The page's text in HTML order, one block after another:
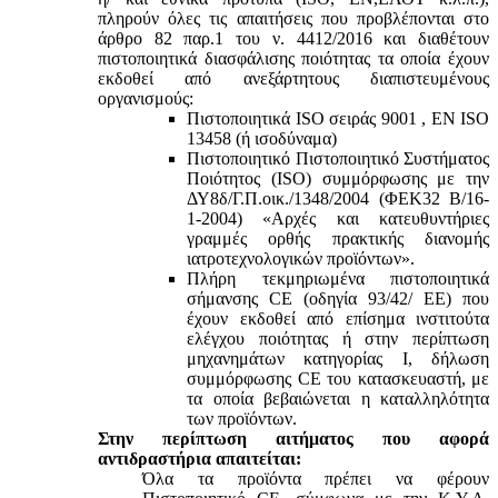
πληρούν όλες τις απαιτήσεις που προβλέπονται στο
άρθρο 82 παρ.1 του ν. 4412/2016 και διαθέτουν
πιστοποιητικά διασφάλισης ποιότητας τα οποία έχουν
εκδοθεί από ανεξάρτητους διαπιστευμένους
οργανισμούς:
Πιστοποιητικά ISO σειράς 9001 , ΕΝ ISO
13458 (ή ισοδύναμα)
Πιστοποιητικό Πιστοποιητικό Συστήματος
Ποιότητος (ISO) συμμόρφωσης με την
ΔΥ8δ/Γ.Π.οικ./1348/2004 (ΦΕΚ32 Β/16-
1-2004) «Αρχές και κατευθυντήριες
γραμμές ορθής πρακτικής διανομής
ιατροτεχνολογικών προϊόντων».
Πλήρη τεκμηριωμένα πιστοποιητικά
σήμανσης CE (οδηγία 93/42/ ΕΕ) που
έχουν εκδοθεί από επίσημα ινστιτούτα
ελέγχου ποιότητας ή στην περίπτωση
μηχανημάτων κατηγορίας Ι, δήλωση
συμμόρφωσης CE του κατασκευαστή, με
τα οποία βεβαιώνεται η καταλληλότητα
των προϊόντων.
Στην περίπτωση αιτήματος που αφορά
αντιδραστήρια απαιτείται:
Όλα τα προϊόντα πρέπει να φέρουν